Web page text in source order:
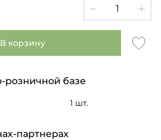
В корзину
розничной базе
1 шт.
партнерах